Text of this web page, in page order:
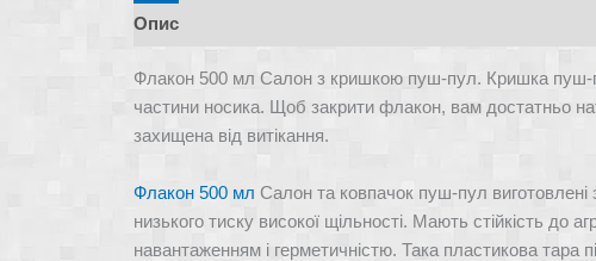
Опис
Флакон 500 мл Салон з кришкою пуш-пул. Кришка пуш-
частини носика. Щоб закрити флакон, вам достатньо
захищена від витікання.
Флакон 500 мл Салон та ковпачок пуш-пул виготовлені
низького тиску високої щільності. Мають стійкість до
навантаженням і герметичністю. Така пластикова тара